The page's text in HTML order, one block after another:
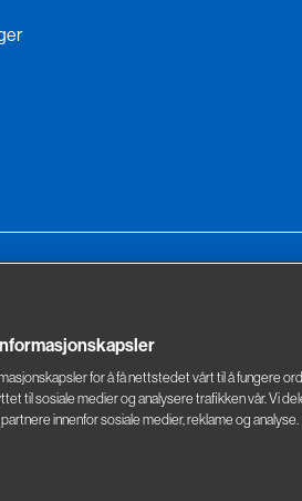
Sandstuveien 68
0680 Oslo
Se på kart
for å få nettstedet vårt til å fungere
til sosiale medier og analysere trafikken vår. Vi
innenfor sosiale medier, reklame og analyse.